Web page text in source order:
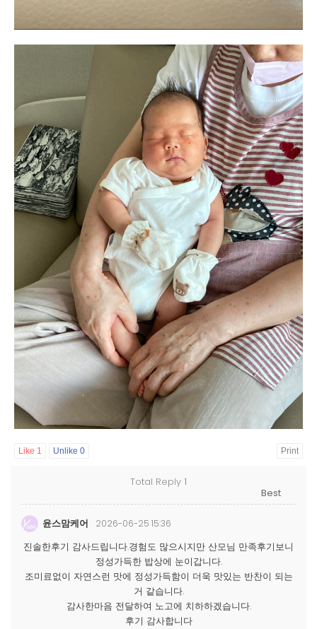
Like 1 Unlike 0 Print
Total Reply 1
윤스맘케어 2026-06-25 15:36
진솔한후기 감사드립니다.경험도 많으시지만 산모님 만족후기보니
정성가득한 밥상에 눈이갑니다.
조미료없이 자연스런 맛에 정성가득함이 더욱 맛있는 반찬이 되는
거 같습니다.
감사한마음 전달하여 노고에 치하하겠습니다.
후기 감사합니다